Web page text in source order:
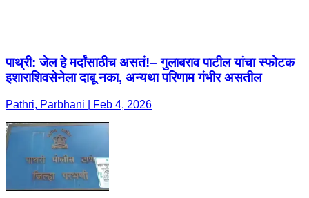
पाथ्री: जेल हे मर्दांसाठीच असतं!– गुलाबराव पाटील यांचा स्फोटक
इशाराशिवसेनेला दाबू नका, अन्यथा परिणाम गंभीर असतील
Pathri, Parbhani | Feb 4, 2026